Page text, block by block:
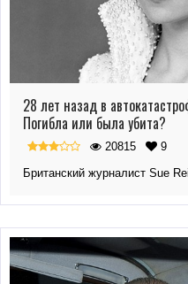
28 лет назад в
Погибла или была убита?
20815
9
Британский журналист Sue